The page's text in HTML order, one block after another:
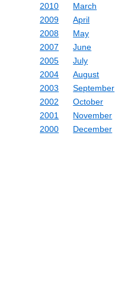
March
April
May
June
July
August
September
October
November
December
2010
2009
2008
2007
2005
2004
2003
2002
2001
2000